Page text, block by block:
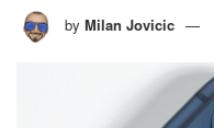
by Milan Jovicic